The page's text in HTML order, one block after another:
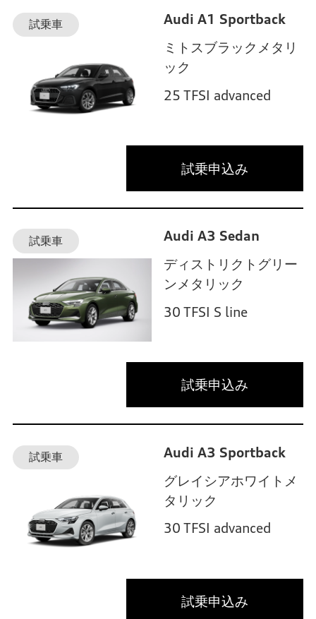
試乗車
Audi A1 Sportback
ミトスブラックメタリ
ック
25 TFSI advanced
試乗申込み
試乗車
Audi A3 Sedan
ディストリクトグリー
ンメタリック
30 TFSI S line
試乗申込み
試乗車
Audi A3 Sportback
グレイシアホワイトメ
タリック
30 TFSI advanced
試乗申込み